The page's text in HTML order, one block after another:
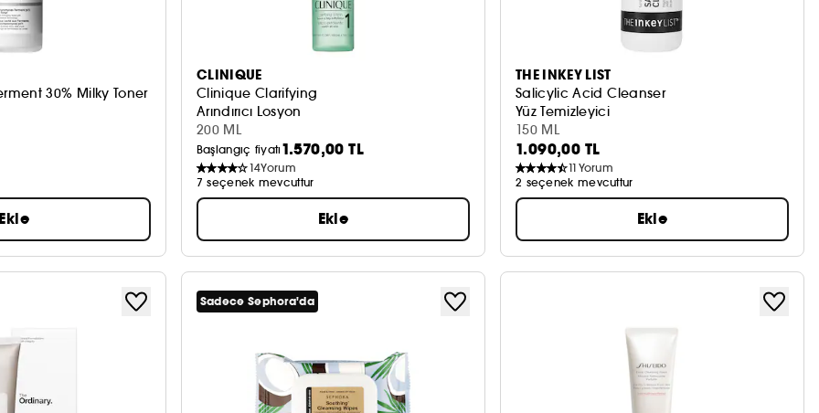
30% Milky Toner
Ekle
CLINIQUE
Clinique Clarifying
Arındırıcı Losyon
200 ML
Başlangıç fiyatı 1.570,00 TL
14Yorum
7 seçenek mevcuttur
Ekle
THE INKEY LIST
Salicylic Acid Cleanser
Yüz Temizleyici
150 ML
1.090,00 TL
11 Yorum
2 seçenek mevcuttur
Ekle
Sadece Sephora'da